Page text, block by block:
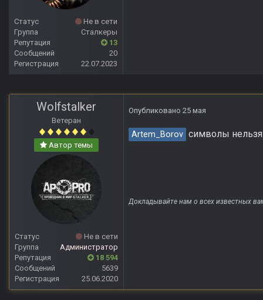
Статус
Не в сети
Группа
Сталкеры
Репутация
13
Сообщений
20
Регистрация
22.07.2023
Wolfstalker
Ветеран
Автор темы
Статус
Не в сети
Группа
Администратор
Репутация
18 594
Сообщений
5639
Регистрация
25.06.2020
Опубликовано 25 мая
Artem_Borov символы
Докладывайте нам о всех известных